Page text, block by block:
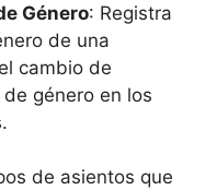
Género: Registra
de una
cambio de
género en los
de asientos que